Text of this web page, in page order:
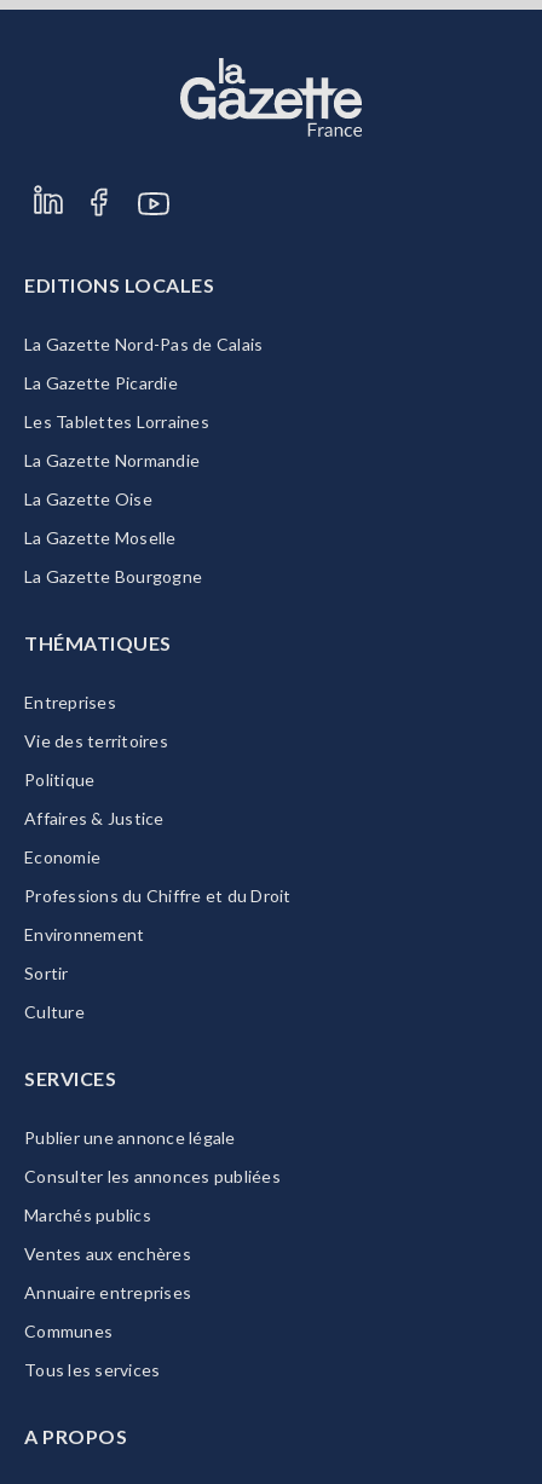
EDITIONS LOCALES
La Gazette Nord-Pas de Calais
La Gazette Picardie
Les Tablettes Lorraines
La Gazette Normandie
La Gazette Oise
La Gazette Moselle
La Gazette Bourgogne
THÉMATIQUES
Entreprises
Vie des territoires
Politique
Affaires & Justice
Economie
Professions du Chiffre et du Droit
Environnement
Sortir
Culture
SERVICES
Publier une annonce légale
Consulter les annonces publiées
Marchés publics
Ventes aux enchères
Annuaire entreprises
Communes
Tous les services
A PROPOS